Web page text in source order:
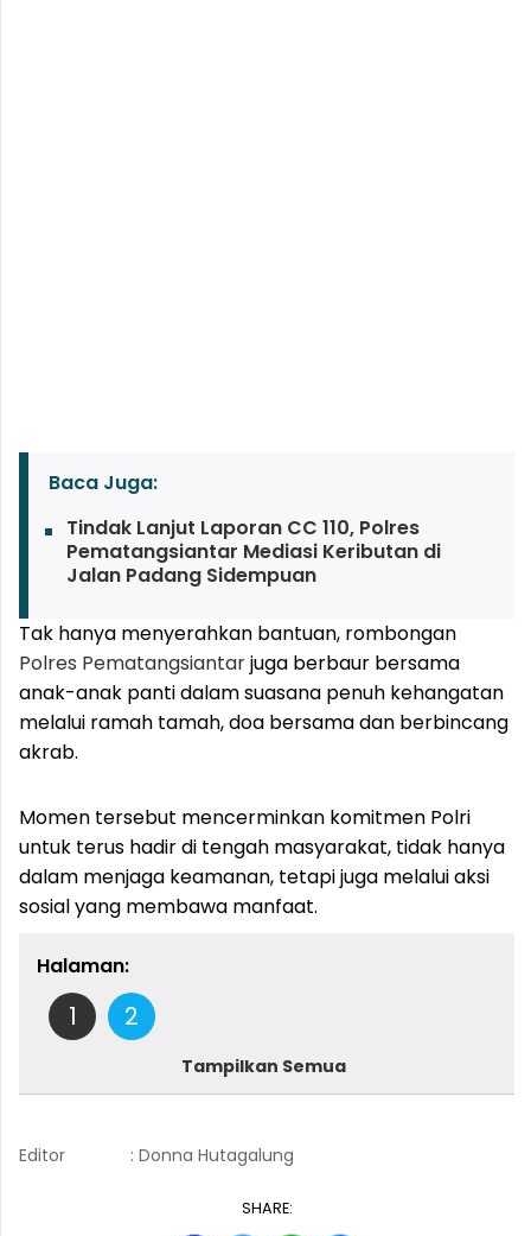
Baca Juga:
Tindak Lanjut Laporan CC 110, Polres
Pematangsiantar Mediasi Keributan di
Jalan Padang Sidempuan
Tak hanya menyerahkan bantuan, rombongan
Polres Pematangsiantarjuga berbaur bersama
anak-anak panti dalam suasana penuh kehangatan
melalui ramah tamah, doa bersama dan berbincang
akrab.
Momen tersebut mencerminkan komitmen Polri
untuk terus hadir di tengah masyarakat, tidak hanya
dalam menjaga keamanan, tetapi juga melalui aksi
sosial yang membawa manfaat.
Halaman:
1 2
Tampilkan Semua
Editor : Donna Hutagalung
SHARE: